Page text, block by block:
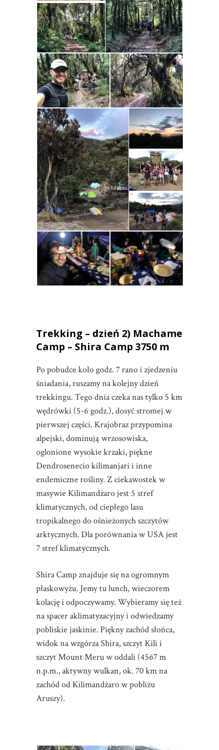
Trekking – dzień 2) Machame
Camp – Shira Camp 3750 m
Po pobudce koło godz. 7 rano i zjedzeniu
śniadania, ruszamy na kolejny dzień
trekkingu. Tego dnia czeka nas tylko 5 km
wędrówki (5-6 godz.), dosyć stromej w
pierwszej części. Krajobraz przypomina
alpejski, dominują wrzosowiska,
oglonione wysokie krzaki, piękne
Dendrosenecio kilimanjari i inne
endemiczne rośliny. Z ciekawostek w
masywie Kilimandżaro jest 5 stref
klimatycznych, od ciepłego lasu
tropikalnego do ośnieżonych szczytów
arktycznych. Dla porównania w USA jest
7 stref klimatycznych.
Shira Camp znajduje się na ogromnym
płaskowyżu. Jemy tu lunch, wieczorem
kolację i odpoczywamy. Wybieramy się też
na spacer aklimatyzacyjny i odwiedzamy
pobliskie jaskinie. Piękny zachód słońca,
widok na wzgórza Shira, szczyt Kili i
szczyt Mount Meru w oddali (4567 m
n.p.m., aktywny wulkan, ok. 70 km na
zachód od Kilimandżaro w pobliżu
Aruszy).